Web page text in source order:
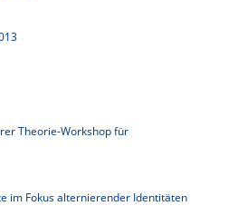
Theorie-Workshop für
im Fokus alternierender Identitäten